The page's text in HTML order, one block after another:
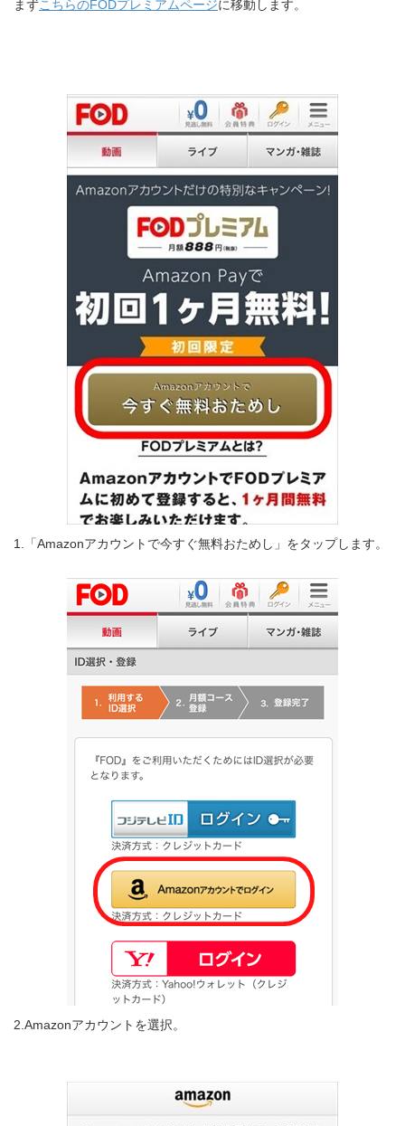
まずこちらのFODプレミアムページに移動します。
1.「Amazonアカウントで今すぐ無料おためし」をタップします。
2.Amazonアカウントを選択。